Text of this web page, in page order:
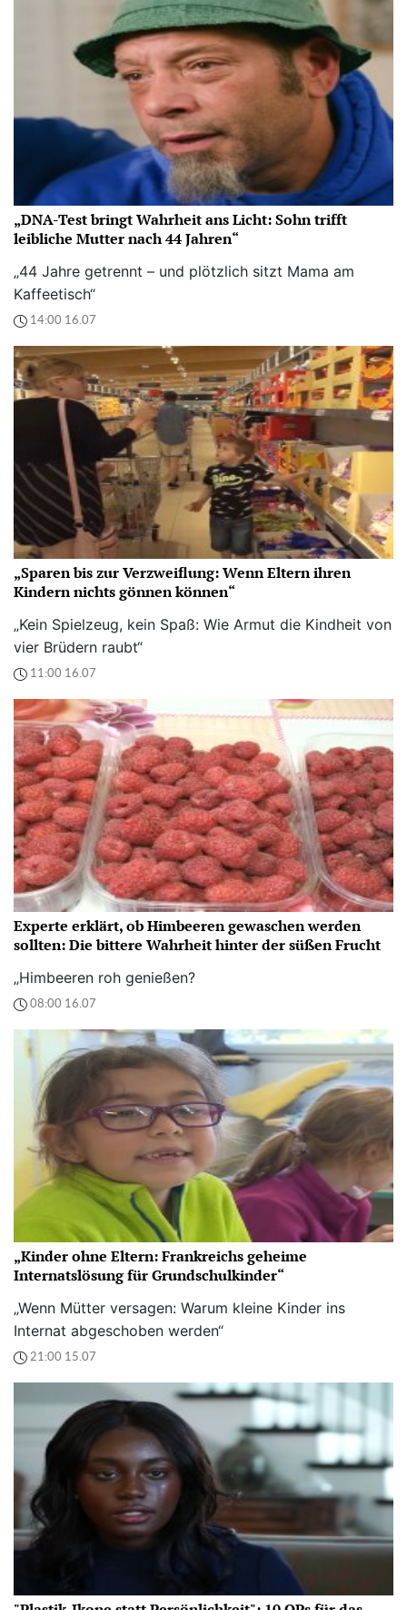
„DNA-Test bringt Wahrheit ans Licht: Sohn trifft
leibliche Mutter nach 44 Jahren“
„44 Jahre getrennt – und plötzlich sitzt Mama am
Kaffeetisch“
14:00 16.07
„Sparen bis zur Verzweiflung: Wenn Eltern ihren
Kindern nichts gönnen können“
„Kein Spielzeug, kein Spaß: Wie Armut die Kindheit von
vier Brüdern raubt“
11:00 16.07
Experte erklärt, ob Himbeeren gewaschen werden
sollten: Die bittere Wahrheit hinter der süßen Frucht
„Himbeeren roh genießen?
08:00 16.07
„Kinder ohne Eltern: Frankreichs geheime
Internatslösung für Grundschulkinder“
„Wenn Mütter versagen: Warum kleine Kinder ins
Internat abgeschoben werden“
21:00 15.07